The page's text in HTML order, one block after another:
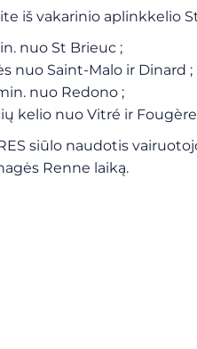
iš vakarinio aplinkkelio
nuo St Brieuc ;
nuo Saint-Malo ir Dinard ;
nuo Redono ;
kelio nuo Vitré ir
siūlo naudotis
Renne laiką.